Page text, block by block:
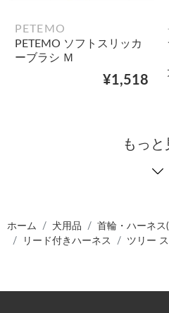
PETEMO
PETEMO ソフトスリッカ
ーブラシ Ｍ
¥1,518
もっと
ホーム 犬用品
首輪・ハーネス
リード付きハーネス
ツリー